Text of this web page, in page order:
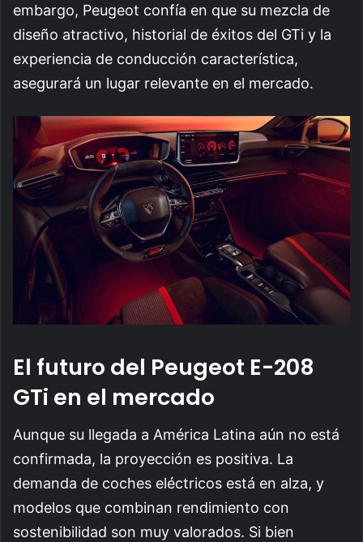
embargo, Peugeot confía en que su mezcla de
diseño atractivo, historial de éxitos del GTi y la
experiencia de conducción característica,
asegurará un lugar relevante en el mercado.
El futuro del Peugeot E-208
GTi en el mercado
Aunque su llegada a América Latina aún no está
confirmada, la proyección es positiva. La
demanda de coches eléctricos está en alza, y
modelos que combinan rendimiento con
sostenibilidad son muy valorados. Si bien